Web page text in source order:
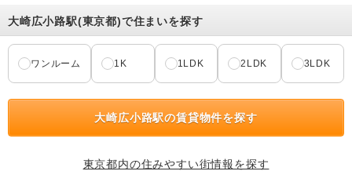
大崎広小路駅(東京都)で住まいを探す
ワンルーム 1K 1LDK 2LDK 3LDK
大崎広小路駅の賃貸物件を探す
東京都内の住みやすい街情報を探す